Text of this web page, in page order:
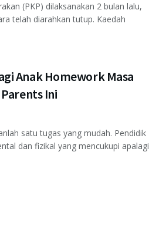
(PKP) dilaksanakan 2 bulan lalu,
telah diarahkan tutup. Kaedah
Anak Homework Masa
Ini
satu tugas yang mudah. Pendidik
dan fizikal yang mencukupi apalagi